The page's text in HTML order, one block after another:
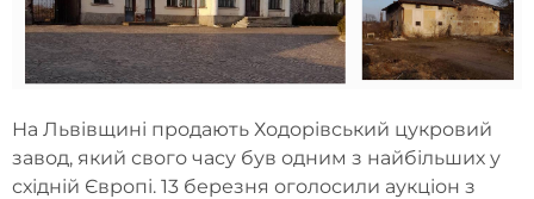
На Львівщині продають Ходорівський цукровий
завод, який свого часу був одним з найбільших у
східній Європі. 13 березня оголосили аукціон з